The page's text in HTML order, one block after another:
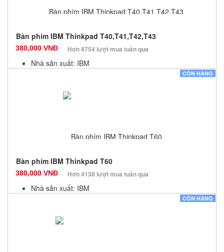
Bàn phím IBM Thinkpad T40,T41,T42,T43
380,000 VNĐ Hơn 4754 lượt mua tuần qua
Nhà sản xuất: IBM
Số lượng: 10
CÒN HÀNG
Bàn phím IBM Thinkpad T60
380,000 VNĐ Hơn 4138 lượt mua tuần qua
Nhà sản xuất: IBM
Số lượng: 10
CÒN HÀNG